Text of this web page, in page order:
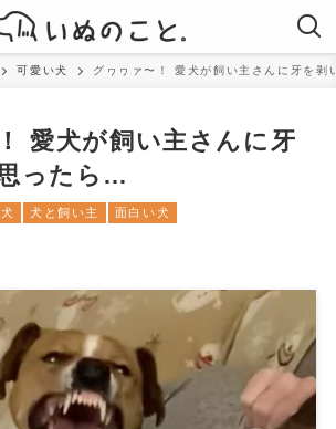
可愛い犬 グヮヮァ〜！ 愛犬が飼い主さんに牙を
愛犬が飼い主さんに牙
ったら…
犬と飼い主 面白い犬